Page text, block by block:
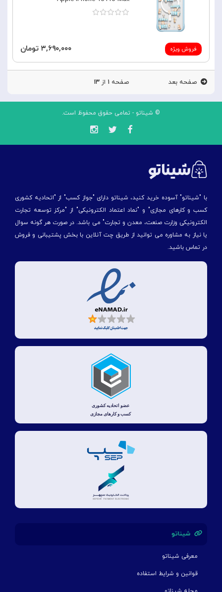
فروش ویژه ۳,۶۹۰,۰۰۰ تومان
صفحه بعد صفحه۱ از۱۳
© شیناتو - تمامی حقوق محفوظ است.
با "شیناتو" آسوده خرید کنید، شیناتو دارای "جواز کسب" از "اتحادیه کشوری
کسب و کارهای مجازی" و "نماد اعتماد الکترونیکی" از "مركز توسعه تجارت
الكترونیكی وزارت صنعت، معدن و تجارت" می باشد. در صورت هر گونه سوال
یا نیاز به مشاوره می توانید از طریق چت آنلاین با بخش پشتیبانی و فروش
در تماس باشید.
شیناتو
معرفی شیناتو
قوانین و شرایط استفاده